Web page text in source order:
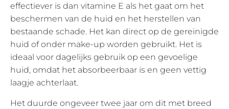
effectiever is dan vitamine E als het gaat om het
beschermen van de huid en het herstellen van
bestaande schade. Het kan direct op de gereinigde
huid of onder make-up worden gebruikt. Het is
ideaal voor dagelijks gebruik op een gevoelige
huid, omdat het absorbeerbaar is en geen vettig
laagje achterlaat.
Het duurde ongeveer twee jaar om dit met breed